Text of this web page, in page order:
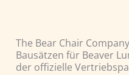
The Bear Chair
Bausätzen für Beaver
der offizielle